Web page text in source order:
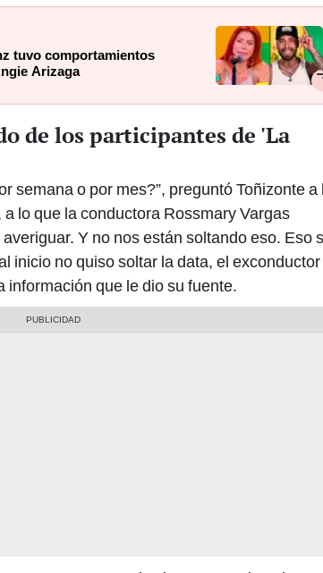
tuvo comportamientos
Arizaga
de los participantes de 'La
semana o por mes?”, preguntó Toñizonte a
a lo que la conductora Rossmary Vargas
Y no nos están soltando eso. Eso
inicio no quiso soltar la data, el
información que le dio su fuente.